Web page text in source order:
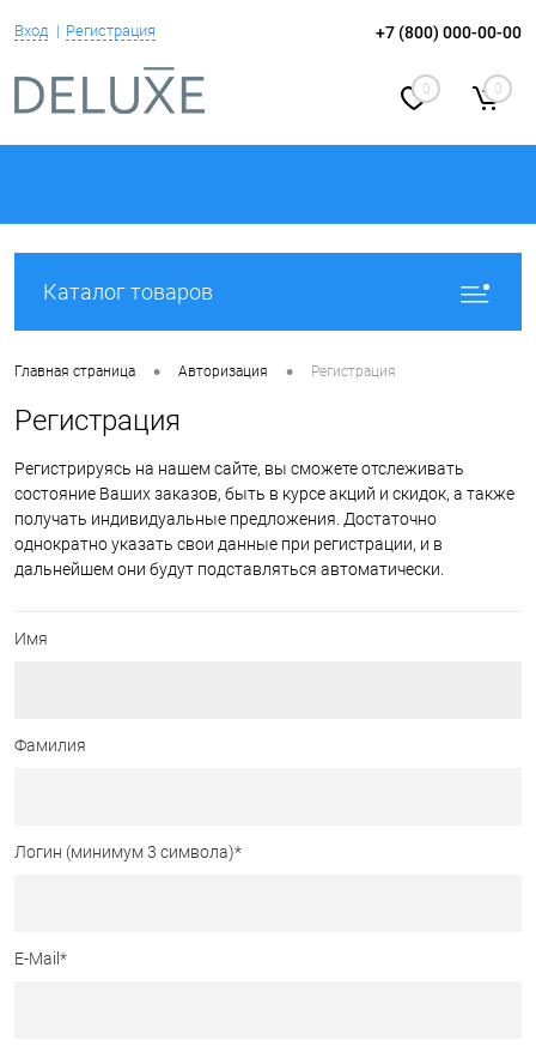
Вход Регистрация +7 (800) 000-00-00
0 0
Каталог товаров
Главная страница • Авторизация • Регистрация
Регистрация
Регистрируясь на нашем сайте, вы сможете отслеживать
состояние Ваших заказов, быть в курсе акций и скидок, а также
получать индивидуальные предложения. Достаточно
однократно указать свои данные при регистрации, и в
дальнейшем они будут подставляться автоматически.
Имя
Фамилия
Логин (минимум 3 символа)*
E-Mail *